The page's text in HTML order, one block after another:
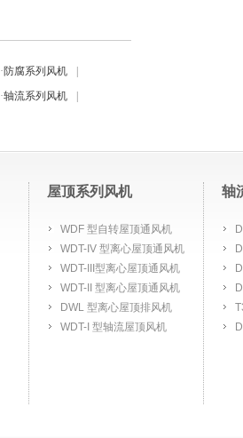
·防腐系列风机
·轴流系列风机
屋顶系列风机
WDF 型自转屋顶通风机
WDT-IV 型离心屋顶通风机
WDT-III型离心屋顶通风机
WDT-II 型离心屋顶通风机
DWL 型离心屋顶排风机
WDT-I 型轴流屋顶风机
轴